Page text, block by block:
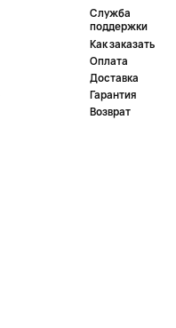
Служба
поддержки
Как заказать
Оплата
Доставка
Гарантия
Возврат